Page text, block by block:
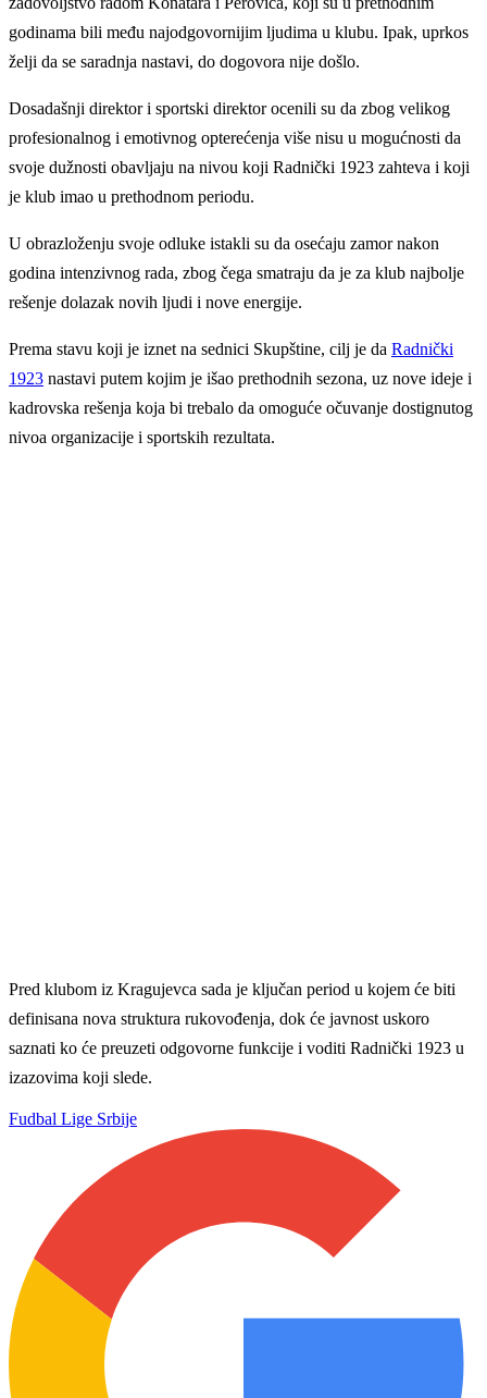
godinama bili među najodgovornijim ljudima u klubu. Ipak, uprkos
želji da se saradnja nastavi, do dogovora nije došlo.
Dosadašnji direktor i sportski direktor ocenili su da zbog velikog
profesionalnog i emotivnog opterećenja više nisu u mogućnosti da
svoje dužnosti obavljaju na nivou koji Radnički 1923 zahteva i koji
je klub imao u prethodnom periodu.
U obrazloženju svoje odluke istakli su da osećaju zamor nakon
godina intenzivnog rada, zbog čega smatraju da je za klub najbolje
rešenje dolazak novih ljudi i nove energije.
Prema stavu koji je iznet na sednici Skupštine, cilj je da Radnički
1923 nastavi putem kojim je išao prethodnih sezona, uz nove ideje i
kadrovska rešenja koja bi trebalo da omoguće očuvanje dostignutog
nivoa organizacije i sportskih rezultata.
Pred klubom iz Kragujevca sada je ključan period u kojem će biti
definisana nova struktura rukovođenja, dok će javnost uskoro
saznati ko će preuzeti odgovorne funkcije i voditi Radnički 1923 u
izazovima koji slede.
Fudbal Lige Srbije
WEB PREPORUKE
Zrinjski nije oduševio ali je
slavio: Teže od očekivanog
do pobjede nad Čelikom
Vlahović pred velikom
odlukom: Beşiktaş mu nudi
10 miliona eura po sezoni
Preminuo Don Nelson,
legenda NBA lige i jedan od
najvećih trenera svih
Kako je Gianni Infantino
fudbala do Trumpa, milijardi i